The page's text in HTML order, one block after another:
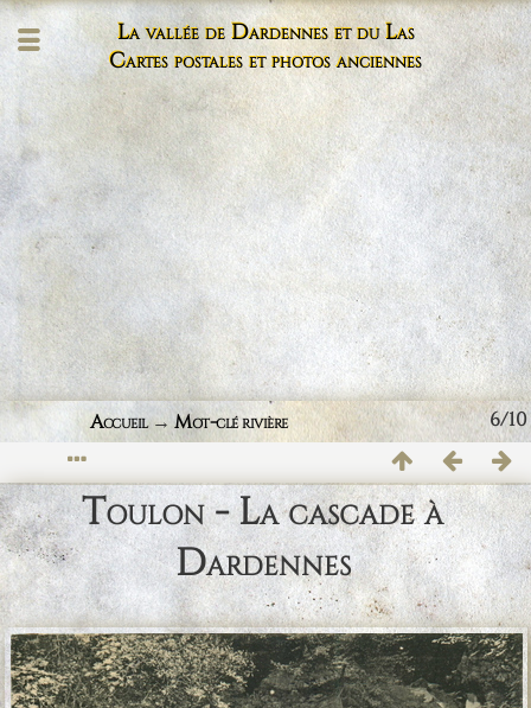
La vallée de Dardennes et du Las
Cartes postales et photos anciennes
6/10
Accueil→Mot-clérivière
Toulon - La cascade à
Dardennes